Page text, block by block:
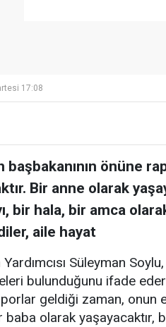
17:08
önüne
Bir anne olarak
bir hala, bir amca
aile hayat
Süleyman
bulunduğunu ifade
geldiği zaman, onun
baba olarak yaşayacaktır,